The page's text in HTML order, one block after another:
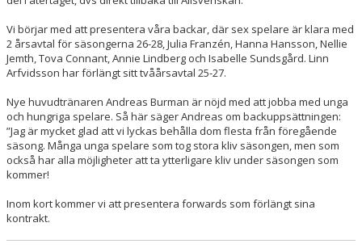
Vi börjar med att presentera våra backar, där sex spelare är klara med
2 årsavtal för säsongerna 26-28, Julia Franzén, Hanna Hansson, Nellie
Jemth, Tova Connant, Annie Lindberg och Isabelle Sundsgård. Linn
Arfvidsson har förlängt sitt tvåårsavtal 25-27.
Nye huvudtränaren Andreas Burman är nöjd med att jobba med unga
och hungriga spelare. Så här säger Andreas om backuppsättningen:
”Jag är mycket glad att vi lyckas behålla dom flesta från föregående
säsong. Många unga spelare som tog stora kliv säsongen, men som
också har alla möjligheter att ta ytterligare kliv under säsongen som
kommer!
Inom kort kommer vi att presentera forwards som förlängt sina
kontrakt.